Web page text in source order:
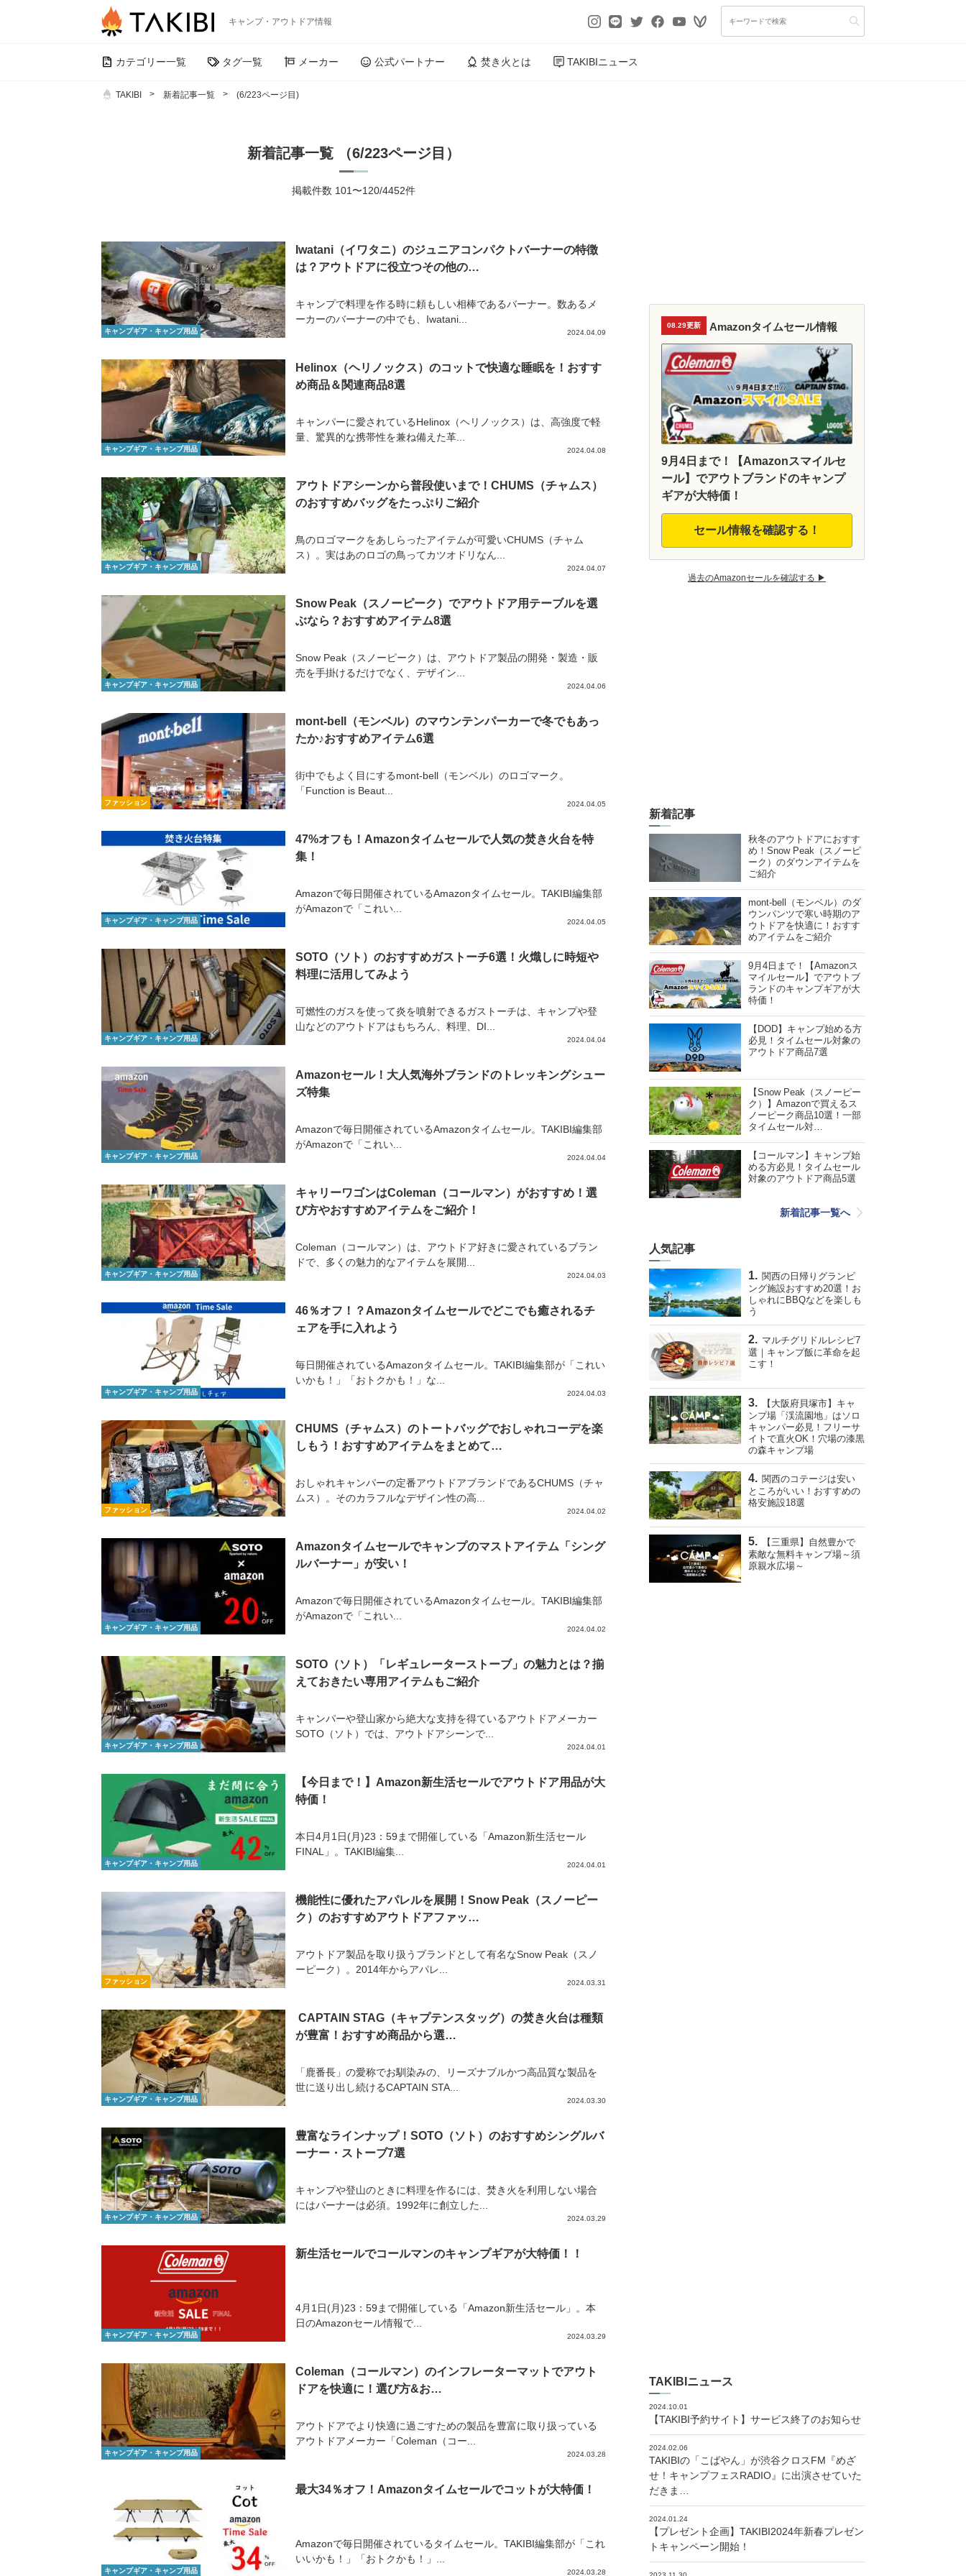
キャンプ・アウトドア情報
カテゴリー一覧 タグ一覧 メーカー 公式パートナー 焚き火とは TAKIBIニュース
TAKIBI 新着記事一覧 (6/223ページ目)
新着記事一覧 （6/223ページ目）
掲載件数 101〜120/4452件
キャンプギア・キャンプ用品
Iwatani（イワタニ）のジュニアコンパクトバーナーの特徴
は？アウトドアに役立つその他の…
キャンプで料理を作る時に頼もしい相棒であるバーナー。数あるメ
ーカーのバーナーの中でも、Iwatani...
2024.04.09
キャンプギア・キャンプ用品
Helinox（ヘリノックス）のコットで快適な睡眠を！おすす
め商品＆関連商品8選
キャンパーに愛されているHelinox（ヘリノックス）は、高強度で軽
量、驚異的な携帯性を兼ね備えた革...
2024.04.08
キャンプギア・キャンプ用品
アウトドアシーンから普段使いまで！CHUMS（チャムス）
のおすすめバッグをたっぷりご紹介
鳥のロゴマークをあしらったアイテムが可愛いCHUMS（チャム
ス）。実はあのロゴの鳥ってカツオドリなん...
2024.04.07
キャンプギア・キャンプ用品
Snow Peak（スノーピーク）でアウトドア用テーブルを選
ぶなら？おすすめアイテム8選
Snow Peak（スノーピーク）は、アウトドア製品の開発・製造・販
売を手掛けるだけでなく、デザイン...
2024.04.06
ファッション
mont-bell（モンベル）のマウンテンパーカーで冬でもあっ
たか♪おすすめアイテム6選
街中でもよく目にするmont-bell（モンベル）のロゴマーク。
「Function is Beaut...
2024.04.05
キャンプギア・キャンプ用品
47%オフも！Amazonタイムセールで人気の焚き火台を特
集！
Amazonで毎日開催されているAmazonタイムセール。TAKIBI編集部
がAmazonで「これい...
2024.04.05
キャンプギア・キャンプ用品
SOTO（ソト）のおすすめガストーチ6選！火熾しに時短や
料理に活用してみよう
可燃性のガスを使って炎を噴射できるガストーチは、キャンプや登
山などのアウトドアはもちろん、料理、DI...
2024.04.04
キャンプギア・キャンプ用品
Amazonセール！大人気海外ブランドのトレッキングシュー
ズ特集
Amazonで毎日開催されているAmazonタイムセール。TAKIBI編集部
がAmazonで「これい...
2024.04.04
キャンプギア・キャンプ用品
キャリーワゴンはColeman（コールマン）がおすすめ！選
び方やおすすめアイテムをご紹介！
Coleman（コールマン）は、アウトドア好きに愛されているブラン
ドで、多くの魅力的なアイテムを展開...
2024.04.03
キャンプギア・キャンプ用品
46％オフ！？Amazonタイムセールでどこでも癒されるチ
ェアを手に入れよう
毎日開催されているAmazonタイムセール。TAKIBI編集部が「これい
いかも！」「おトクかも！」な...
2024.04.03
ファッション
CHUMS（チャムス）のトートバッグでおしゃれコーデを楽
しもう！おすすめアイテムをまとめて…
おしゃれキャンパーの定番アウトドアブランドであるCHUMS（チャ
ムス）。そのカラフルなデザイン性の高...
2024.04.02
キャンプギア・キャンプ用品
Amazonタイムセールでキャンプのマストアイテム「シング
ルバーナー」が安い！
Amazonで毎日開催されているAmazonタイムセール。TAKIBI編集部
がAmazonで「これい...
2024.04.02
キャンプギア・キャンプ用品
SOTO（ソト）「レギュレーターストーブ」の魅力とは？揃
えておきたい専用アイテムもご紹介
キャンパーや登山家から絶大な支持を得ているアウトドアメーカー
SOTO（ソト）では、アウトドアシーンで...
2024.04.01
キャンプギア・キャンプ用品
【今日まで！】Amazon新生活セールでアウトドア用品が大
特価！
本日4月1日(月)23：59まで開催している「Amazon新生活セール
FINAL」。TAKIBI編集...
2024.04.01
ファッション
機能性に優れたアパレルを展開！Snow Peak（スノーピー
ク）のおすすめアウトドアファッ…
アウトドア製品を取り扱うブランドとして有名なSnow Peak（スノ
ーピーク）。2014年からアパレ...
2024.03.31
キャンプギア・キャンプ用品
CAPTAIN STAG（キャプテンスタッグ）の焚き火台は種類
が豊富！おすすめ商品から選…
「鹿番長」の愛称でお馴染みの、リーズナブルかつ高品質な製品を
世に送り出し続けるCAPTAIN STA...
2024.03.30
キャンプギア・キャンプ用品
豊富なラインナップ！SOTO（ソト）のおすすめシングルバ
ーナー・ストーブ7選
キャンプや登山のときに料理を作るには、焚き火を利用しない場合
にはバーナーは必須。1992年に創立した...
2024.03.29
キャンプギア・キャンプ用品
新生活セールでコールマンのキャンプギアが大特価！！
4月1日(月)23：59まで開催している「Amazon新生活セール」。本
日のAmazonセール情報で...
2024.03.29
キャンプギア・キャンプ用品
Coleman（コールマン）のインフレーターマットでアウト
ドアを快適に！選び方&お…
アウトドアでより快適に過ごすための製品を豊富に取り扱っている
アウトドアメーカー「Coleman（コー...
2024.03.28
キャンプギア・キャンプ用品
最大34％オフ！Amazonタイムセールでコットが大特価！
Amazonで毎日開催されているタイムセール。TAKIBI編集部が「これ
いいかも！」「おトクかも！」...
2024.03.28
08.29更新 Amazonタイムセール情報
9月4日まで！【Amazonスマイルセ
ール】でアウトブランドのキャンプ
ギアが大特価！
セール情報を確認する！
過去のAmazonセールを確認する ▶︎
新着記事
秋冬のアウトドアにおすす
め！Snow Peak（スノーピ
ーク）のダウンアイテムを
ご紹介
mont-bell（モンベル）のダ
ウンパンツで寒い時期のア
ウトドアを快適に！おすす
めアイテムをご紹介
9月4日まで！【Amazonス
マイルセール】でアウトブ
ランドのキャンプギアが大
特価！
【DOD】キャンプ始める方
必見！タイムセール対象の
アウトドア商品7選
【Snow Peak（スノーピー
ク）】Amazonで買えるス
ノーピーク商品10選！一部
タイムセール対…
【コールマン】キャンプ始
める方必見！タイムセール
対象のアウトドア商品5選
新着記事一覧へ
人気記事
関西の日帰りグランピ
ング施設おすすめ20選！お
しゃれにBBQなどを楽しも
う
マルチグリドルレシピ7
選｜キャンプ飯に革命を起
こす！
【大阪府貝塚市】キャ
ンプ場「渓流園地」はソロ
キャンパー必見！フリーサ
イトで直火OK！穴場の漆黒
の森キャンプ場
関西のコテージは安い
ところがいい！おすすめの
格安施設18選
【三重県】自然豊かで
素敵な無料キャンプ場～須
原親水広場～
TAKIBIニュース
2024.10.01
【TAKIBI予約サイト】サービス終了のお知らせ
2024.02.06
TAKIBIの「こばやん」が渋谷クロスFM『めざ
せ！キャンプフェスRADIO』に出演させていた
だきま…
2024.01.24
【プレゼント企画】TAKIBI2024年新春プレゼン
トキャンペーン開始！